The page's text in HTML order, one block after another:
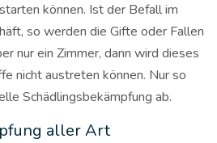
können. Ist der Befall im
so werden die Gifte oder Fallen
nur ein Zimmer, dann wird dieses
nicht austreten können. Nur so
Schädlingsbekämpfung ab.
aller Art